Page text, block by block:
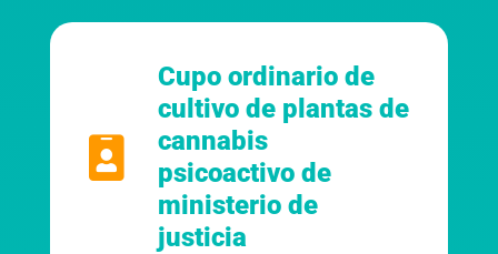
Cupo ordinario de
cultivo de plantas de
cannabis
psicoactivo de
ministerio de
justicia